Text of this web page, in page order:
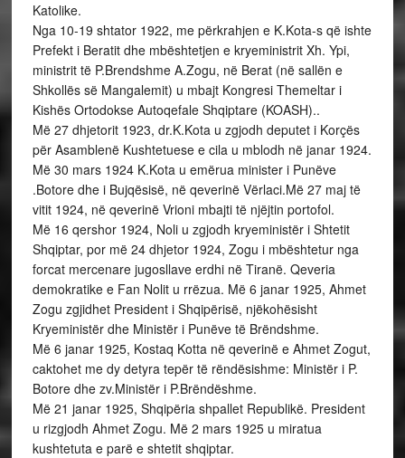
Katolike.
Nga 10-19 shtator 1922, me përkrahjen e K.Kota-s që ishte
Prefekt i Beratit dhe mbështetjen e kryeministrit Xh. Ypi,
ministrit të P.Brendshme A.Zogu, në Berat (në sallën e
Shkollës së Mangalemit) u mbajt Kongresi Themeltar i
Kishës Ortodokse Autoqefale Shqiptare (KOASH)..
Më 27 dhjetorit 1923, dr.K.Kota u zgjodh deputet i Korçës
për Asamblenë Kushtetuese e cila u mblodh në janar 1924.
Më 30 mars 1924 K.Kota u emërua minister i Punëve
.Botore dhe i Bujqësisë, në qeverinë Vërlaci.Më 27 maj të
vitit 1924, në qeverinë Vrioni mbajti të njëjtin portofol.
Më 16 qershor 1924, Noli u zgjodh kryeministër i Shtetit
Shqiptar, por më 24 dhjetor 1924, Zogu i mbështetur nga
forcat mercenare jugosllave erdhi në Tiranë. Qeveria
demokratike e Fan Nolit u rrëzua. Më 6 janar 1925, Ahmet
Zogu zgjidhet President i Shqipërisë, njëkohësisht
Kryeministër dhe Ministër i Punëve të Brëndshme.
Më 6 janar 1925, Kostaq Kotta në qeverinë e Ahmet Zogut,
caktohet me dy detyra tepër të rëndësishme: Ministër i P.
Botore dhe zv.Ministër i P.Brëndëshme.
Më 21 janar 1925, Shqipëria shpallet Republikë. President
u rizgjodh Ahmet Zogu. Më 2 mars 1925 u miratua
kushtetuta e parë e shtetit shqiptar.